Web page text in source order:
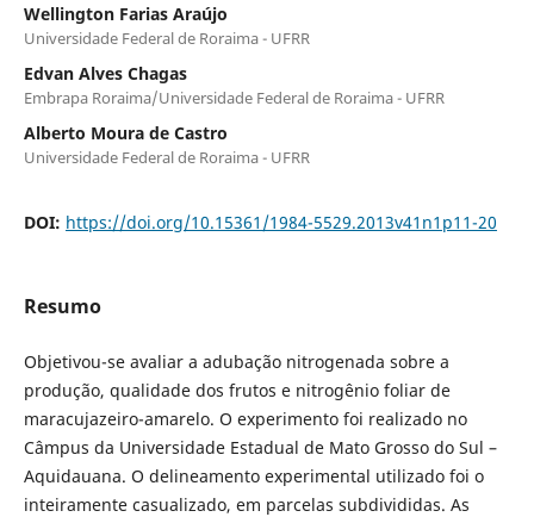
Wellington Farias Araújo
Universidade Federal de Roraima - UFRR
Edvan Alves Chagas
Embrapa Roraima/Universidade Federal de Roraima - UFRR
Alberto Moura de Castro
Universidade Federal de Roraima - UFRR
DOI: https://doi.org/10.15361/1984-5529.2013v41n1p11-20
Resumo
Objetivou-se avaliar a adubação nitrogenada sobre a
produção, qualidade dos frutos e nitrogênio foliar de
maracujazeiro-amarelo. O experimento foi realizado no
Câmpus da Universidade Estadual de Mato Grosso do Sul –
Aquidauana. O delineamento experimental utilizado foi o
inteiramente casualizado, em parcelas subdivididas. As